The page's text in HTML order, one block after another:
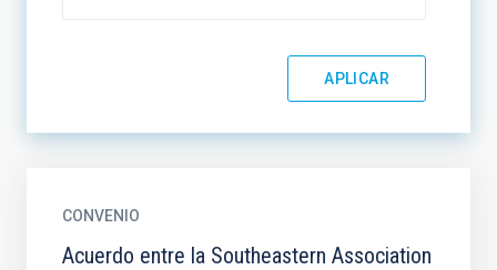
CONVENIO
Acuerdo entre la Southeastern Association